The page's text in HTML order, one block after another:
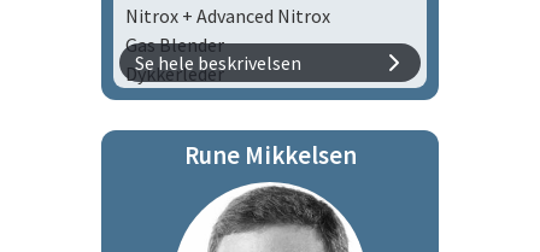
Nitrox + Advanced Nitrox
Gas Blender
Dykkerleder
Duelighedsbevis (Skibsfører)
VHF-certifikat
Medlem af bådudvalget
Se hele beskrivelsen
Rune Mikkelsen